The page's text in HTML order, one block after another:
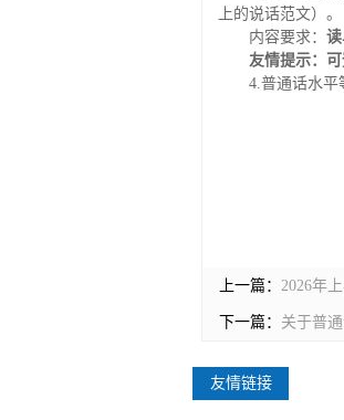
上的说话范文）。
内容要求：
友情提示：
4.普通话水平
上一篇： 2026年
下一篇： 关于普
友情链接